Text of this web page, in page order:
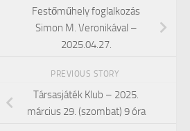
Festőműhely foglalkozás
Simon M. Veronikával –
2025.04.27.
PREVIOUS STORY
Társasjáték Klub – 2025.
március 29. (szombat) 9 óra